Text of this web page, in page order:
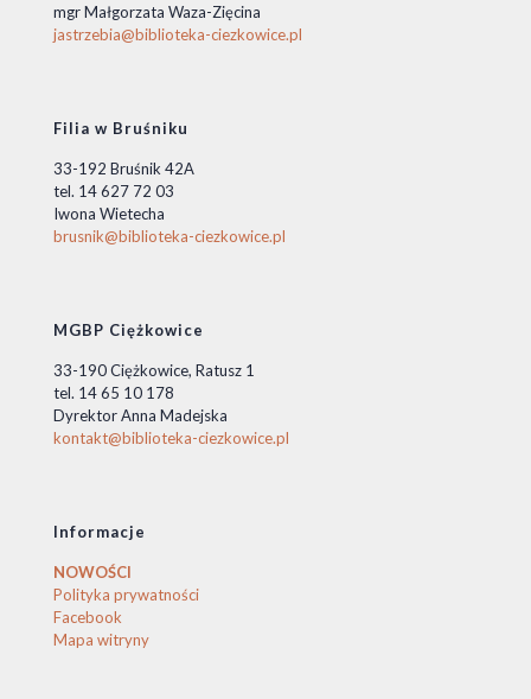
mgr Małgorzata Waza-Zięcina
jastrzebia@biblioteka-ciezkowice.pl
Filia w Bruśniku
33-192 Bruśnik 42A
tel. 14 627 72 03
Iwona Wietecha
brusnik@biblioteka-ciezkowice.pl
MGBP Ciężkowice
33-190 Ciężkowice, Ratusz 1
tel. 14 65 10 178
Dyrektor Anna Madejska
kontakt@biblioteka-ciezkowice.pl
Informacje
NOWOŚCI
Polityka prywatności
Facebook
Mapa witryny